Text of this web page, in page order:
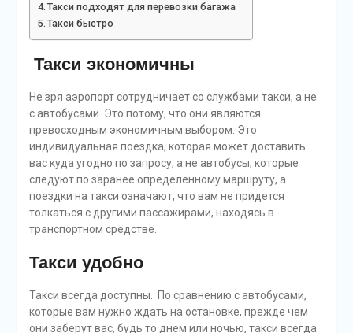
Такси подходят для перевозки багажа
Такси быстро
Такси экономичны
Не зря аэропорт сотрудничает со службами такси, а не
с автобусами. Это потому, что они являются
превосходным экономичным выбором. Это
индивидуальная поездка, которая может доставить
вас куда угодно по запросу, а не автобусы, которые
следуют по заранее определенному маршруту, а
поездки на такси означают, что вам не придется
толкаться с другими пассажирами, находясь в
транспортном средстве.
Такси удобно
Такси всегда доступны. По сравнению с автобусами,
которые вам нужно ждать на остановке, прежде чем
они заберут вас, будь то днем ​​или ночью, такси всегда